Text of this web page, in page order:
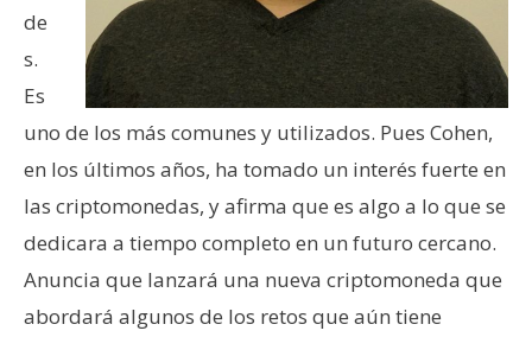
m
I
A
A
n
á
de
s.
Es
uno de los más comunes y utilizados. Pues Cohen,
en los últimos años, ha tomado un interés fuerte en
las criptomonedas, y afirma que es algo a lo que se
dedicara a tiempo completo en un futuro cercano.
Anuncia que lanzará una nueva criptomoneda que
abordará algunos de los retos que aún tiene